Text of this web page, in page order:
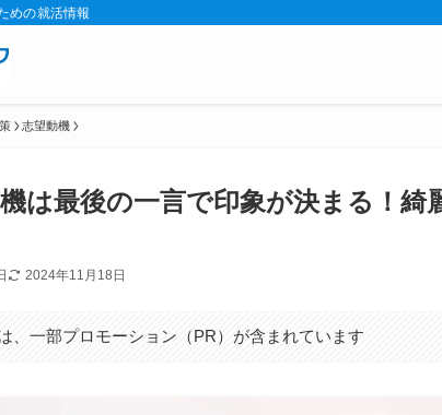
めの就活情報
志望動機
は最後の一言で印象が決まる！綺
2024年11月18日
、一部プロモーション（PR）が含まれています